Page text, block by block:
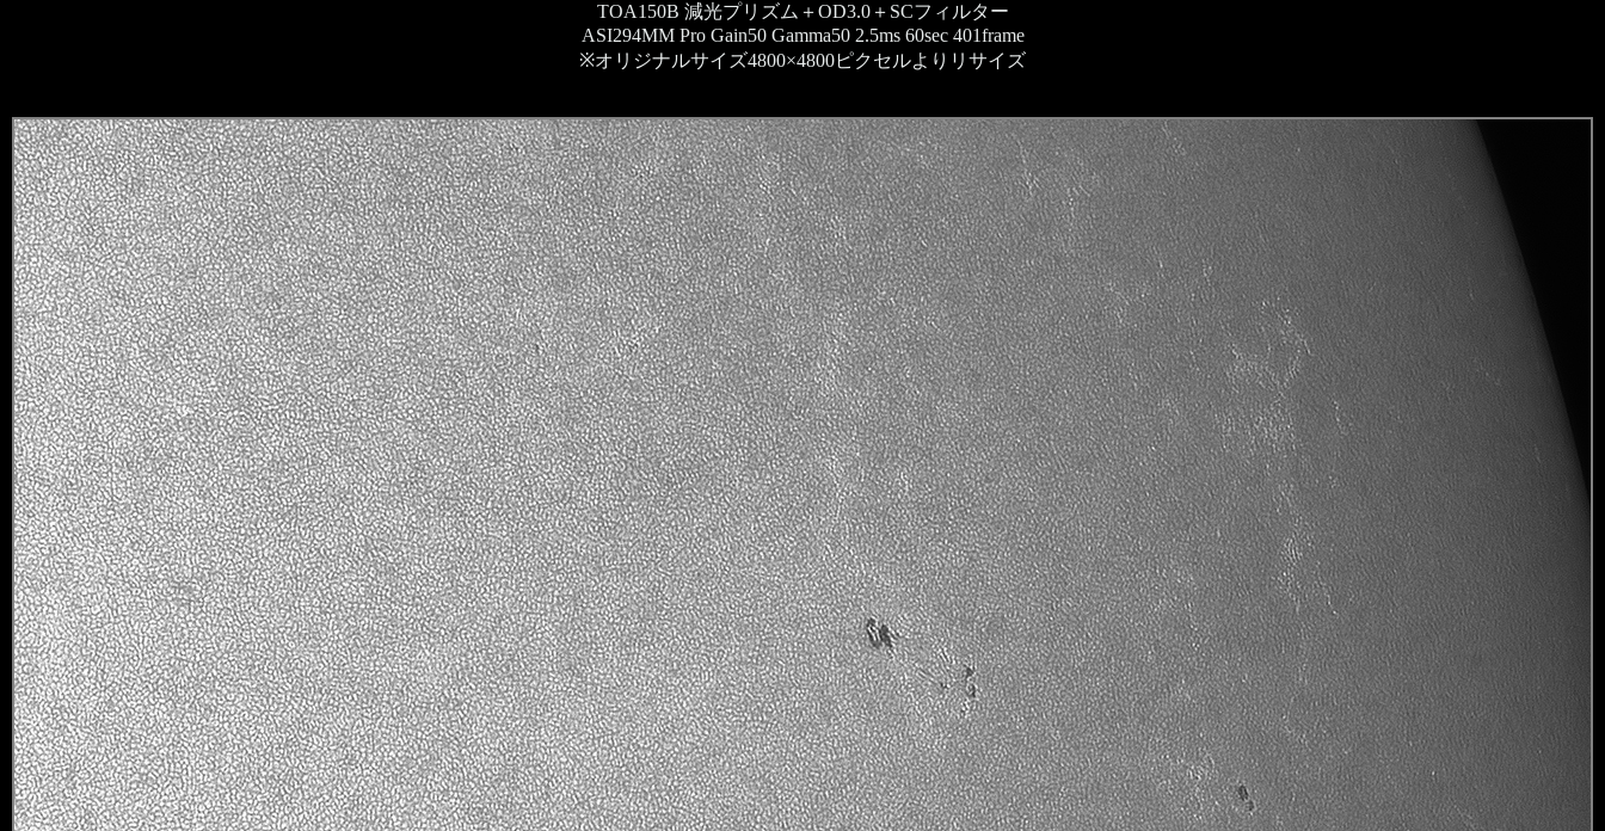
TOA150B 減光プリズム＋OD3.0＋SCフィルター
ASI294MM Pro Gain50 Gamma50 2.5ms 60sec 401frame
※オリジナルサイズ4800×4800ピクセルよりリサイズ